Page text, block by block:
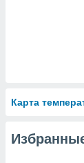
Карта